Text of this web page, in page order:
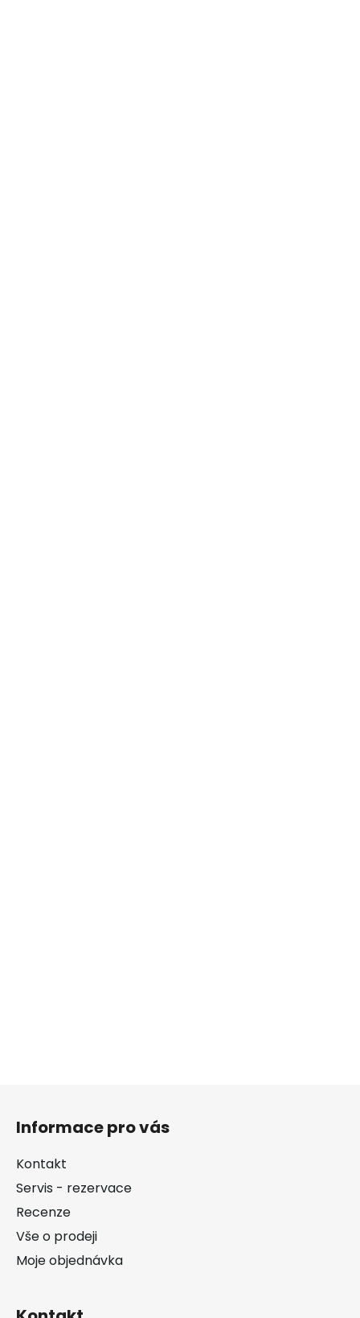
Informace pro vás
Kontakt
Servis - rezervace
Recenze
Vše o prodeji
Moje objednávka